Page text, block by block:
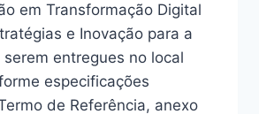
em Transformação Digital
e Inovação para a
serem entregues no local
especificações
de Referência, anexo